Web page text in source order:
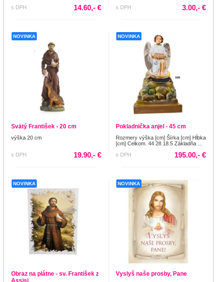
s DPH 14.60,- €
s DPH
3.00,- €
NOVINKA
Svätý František - 20 cm
výška 20 cm
s DPH 19.90,- €
NOVINKA
Pokladnička anjel - 45 cm
Rozmery výška [cm] Šírka [cm] Hĺbka
[cm] Celkom. 44 28 18.5 Základňa ...
s DPH
195.00,- €
NOVINKA
Obraz na plátne - sv. František z
NOVINKA
Vyslyš naše prosby, Pane